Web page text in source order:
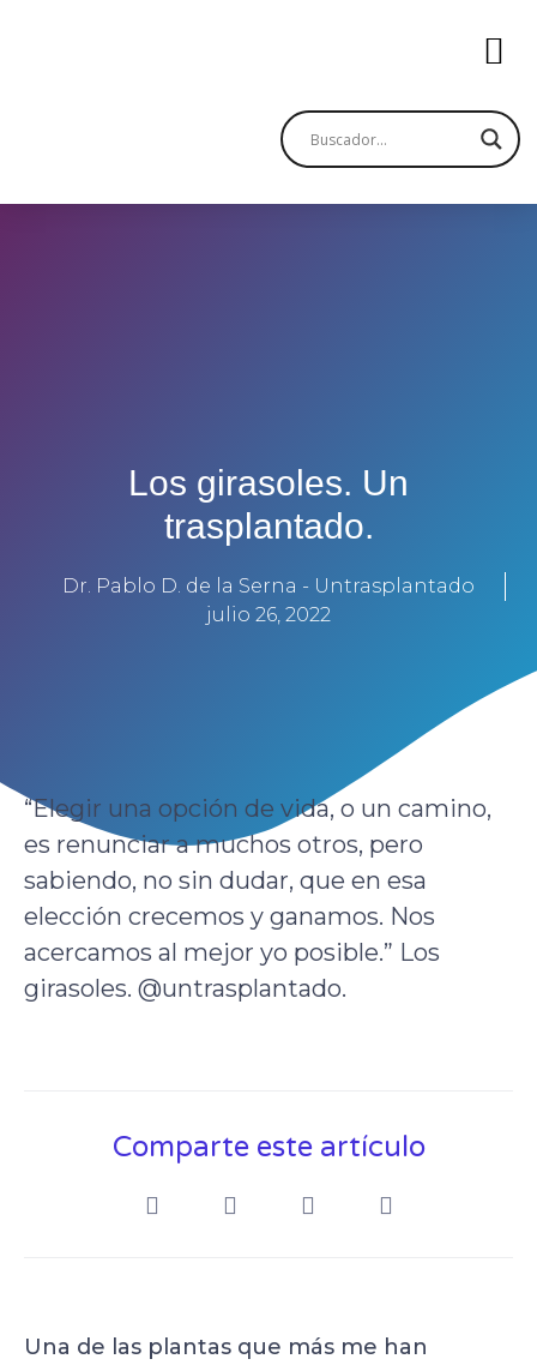
Los girasoles. Un
trasplantado.
Dr. Pablo D. de la Serna - Untrasplantado
julio 26, 2022
“Elegir una opción de vida, o un camino,
es renunciar a muchos otros, pero
sabiendo, no sin dudar, que en esa
elección crecemos y ganamos. Nos
acercamos al mejor yo posible.” Los
girasoles. @untrasplantado.
Comparte este artículo
Una de las plantas que más me han